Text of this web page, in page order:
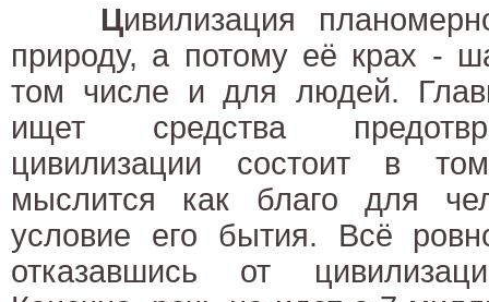
Цивилизация
природу, а потому её крах -
том числе и для людей.
ищет средства
цивилизации состоит в
мыслится как благо для
условие его бытия. Всё
отказавшись от